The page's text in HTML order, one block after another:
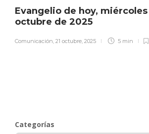
Evangelio de hoy,
octubre de 2025
Comunicación, 21 octubre, 2025 5 min
Categorías